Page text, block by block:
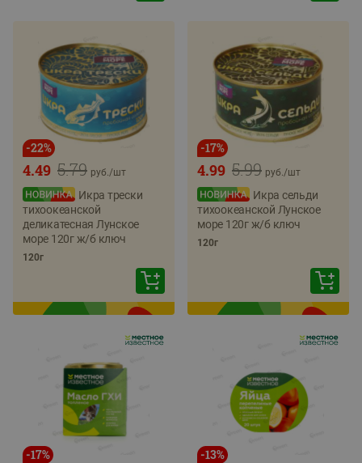
-22%
5.79
4.49 руб./шт
Икра трески
тихоокеанской
деликатесная Лунское
море 120г ж/б ключ
120г
-17%
5.99
4.99 руб./шт
Икра сельди
тихоокеанской Лунское
море 120г ж/б ключ
120г
-17% -13%